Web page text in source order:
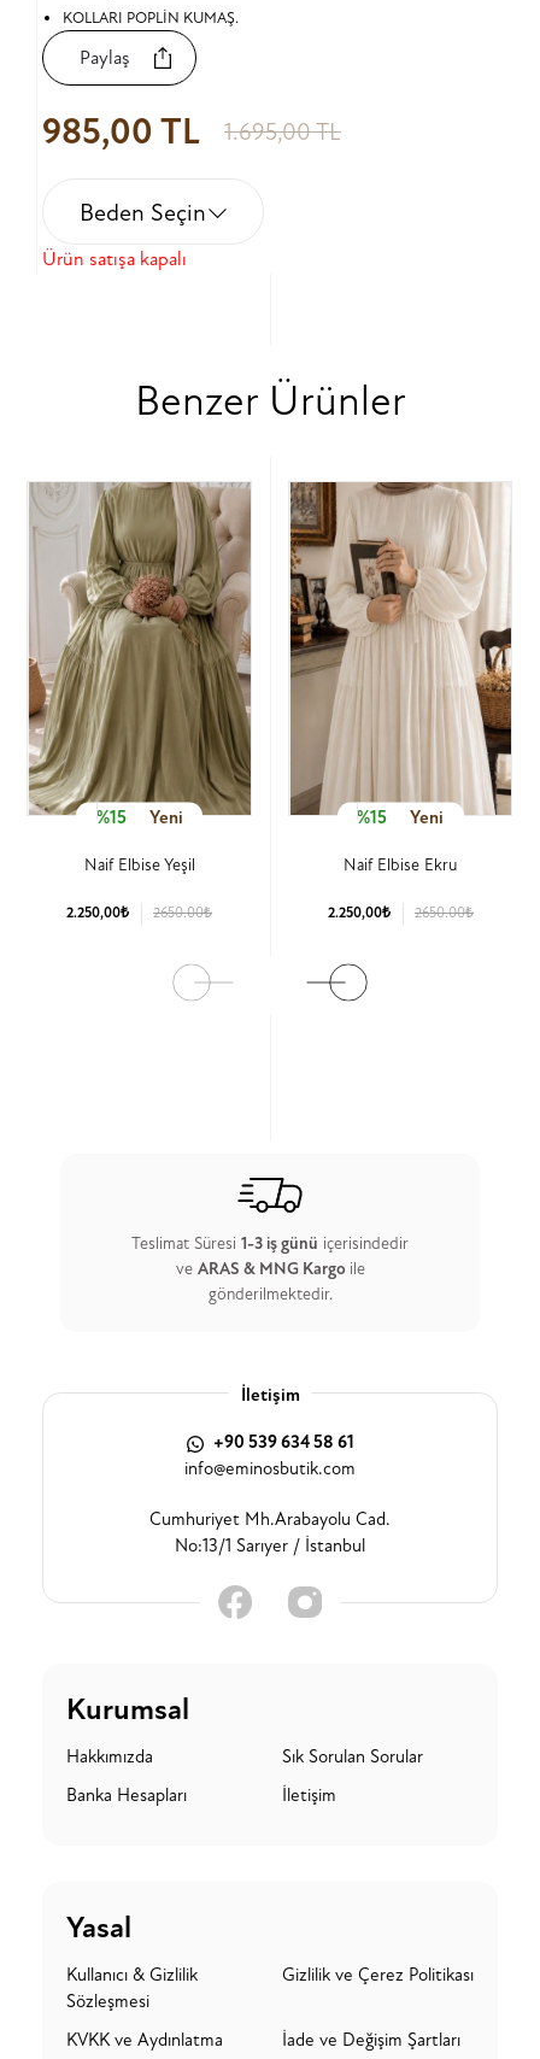
KOLLARI POPLİN KUMAŞ.
Paylaş
985,00 TL 1.695,00 TL
Beden Seçin
Ürün satışa kapalı
Benzer Ürünler
%15 Yeni
Naif Elbise Yeşil
2.250,00₺ 2650.00₺
%15 Yeni
Naif Elbise Ekru
2.250,00₺ 2650.00₺
Teslimat Süresi 1-3 iş günü içerisindedir
ve ARAS & MNG Kargo ile
gönderilmektedir.
İletişim
+90 539 634 58 61
info@eminosbutik.com
Cumhuriyet Mh.Arabayolu Cad.
No:13/1 Sarıyer / İstanbul
Kurumsal
Hakkımızda
Sık Sorulan Sorular
Banka Hesapları
İletişim
Yasal
Kullanıcı & Gizlilik
Sözleşmesi
Gizlilik ve Çerez Politikası
KVKK ve Aydınlatma
İade ve Değişim Şartları